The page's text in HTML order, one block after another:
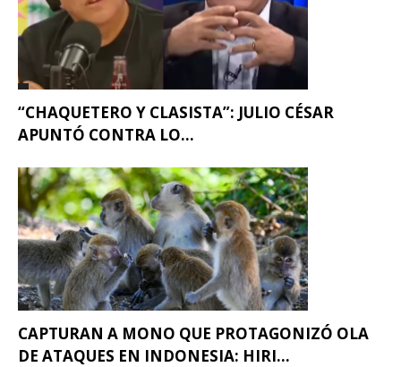
“CHAQUETERO Y CLASISTA”: JULIO CÉSAR
APUNTÓ CONTRA LO...
CAPTURAN A MONO QUE PROTAGONIZÓ OLA
DE ATAQUES EN INDONESIA: HIRI...